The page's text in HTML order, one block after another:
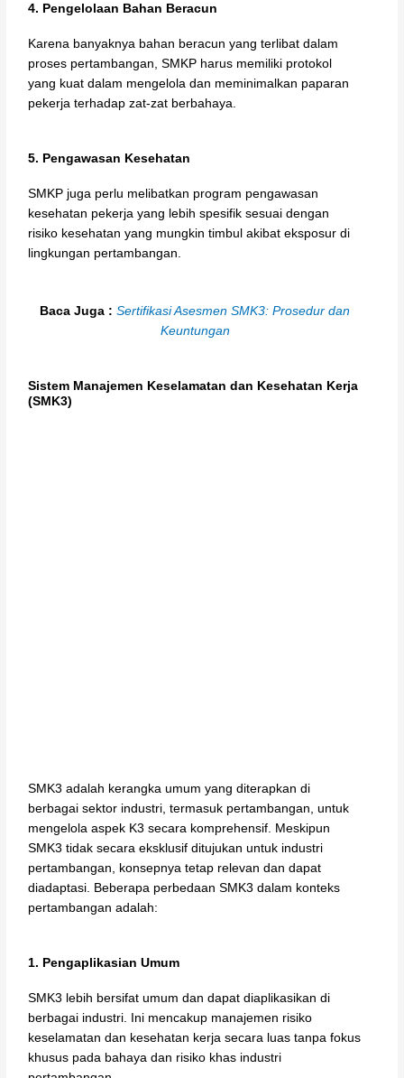
4. Pengelolaan Bahan Beracun
Karena banyaknya bahan beracun yang terlibat dalam
proses pertambangan, SMKP harus memiliki protokol
yang kuat dalam mengelola dan meminimalkan paparan
pekerja terhadap zat-zat berbahaya.
5. Pengawasan Kesehatan
SMKP juga perlu melibatkan program pengawasan
kesehatan pekerja yang lebih spesifik sesuai dengan
risiko kesehatan yang mungkin timbul akibat eksposur di
lingkungan pertambangan.
Baca Juga :Sertifikasi Asesmen SMK3: Prosedur dan
Keuntungan
Sistem Manajemen Keselamatan dan Kesehatan Kerja
(SMK3)
SMK3 adalah kerangka umum yang diterapkan di
berbagai sektor industri, termasuk pertambangan, untuk
mengelola aspek K3 secara komprehensif. Meskipun
SMK3 tidak secara eksklusif ditujukan untuk industri
pertambangan, konsepnya tetap relevan dan dapat
diadaptasi. Beberapa perbedaan SMK3 dalam konteks
pertambangan adalah:
1. Pengaplikasian Umum
SMK3 lebih bersifat umum dan dapat diaplikasikan di
berbagai industri. Ini mencakup manajemen risiko
keselamatan dan kesehatan kerja secara luas tanpa fokus
khusus pada bahaya dan risiko khas industri